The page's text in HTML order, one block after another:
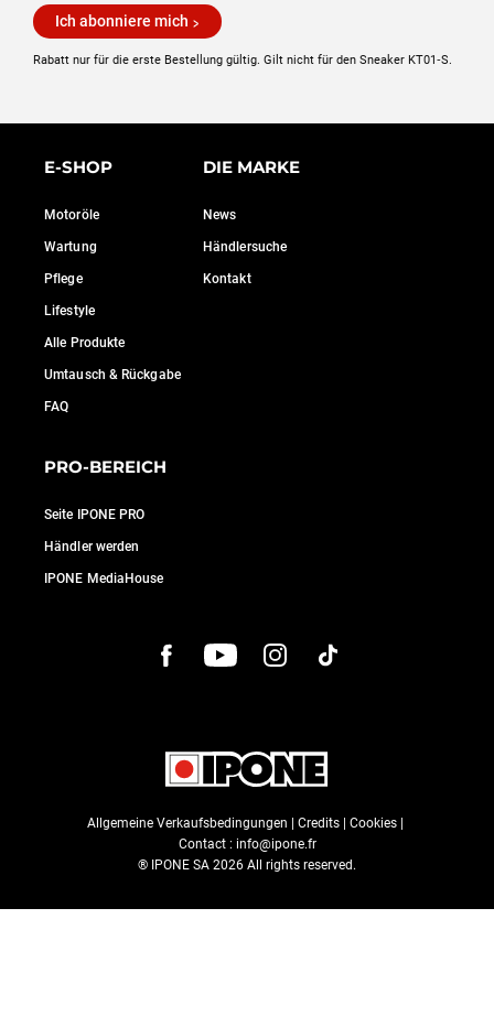
Ich abonniere mich
Rabatt nur für die erste Bestellung gültig. Gilt nicht für den Sneaker KT01‑S.
E-SHOP
Motoröle
Wartung
Pflege
Lifestyle
Alle Produkte
Umtausch & Rückgabe
FAQ
DIE MARKE
News
Händlersuche
Kontakt
PRO-BEREICH
Seite IPONE PRO
Händler werden
IPONE MediaHouse
Allgemeine Verkaufsbedingungen Credits Cookies
Contact : info@ipone.fr
® IPONE SA 2026 All rights reserved.